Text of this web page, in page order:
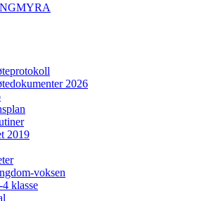
2026
2019
voksen
klasse